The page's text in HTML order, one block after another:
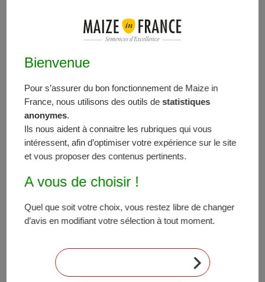
Vorbereitung des Silos oder den Stellenwert von
Mais in der Ernährung von Milchkühen. Auf den
landwirtschaftlichen Maschinen und eine Verkostung
bzw. rund 200 Teilnehmer an. Vom 24. bis 26.
September nahmen der FNPSMS und der PZPK auch
an der Landwirtschaftsmesse „AgroShow 2021“ in
Bednary in der Region Wielkopolska teil. Drei Tage
lang standen der FNPSMS und der PZPK gemeinsam
mit zwei Mitgliedsunternehmen an ihrem Stand den
Erzeugern zur Verfügung. Die zahlreichen Besucher
hatten die Gelegenheit, sich über die Maishybriden
und das Maissaatgut zu informieren. Die Messe war
die ideale Gelegenheit, die verschiedenen
Broschüren, Fragebögen …) an die Messebesucher zu
verteilen und diese und ihre Erwartungen auf diese
Weise besser kennen zu lernen. Nach Angaben des
Bienvenue
Pour s’assurer du bon fonctionnement de Maize in
France, nous utilisons des outils destatistiques
anonymes.
Ils nous aident à connaitre les rubriques qui vous
intéressent, afin d’optimiser votre expérience sur le site
et vous proposer des contenus pertinents.
A vous de choisir !
Quel que soit votre choix, vous restez libre de changer
d’avis en modifiant votre sélection à tout moment.